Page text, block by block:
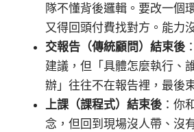
隊不懂背後邏輯。要改一個
又得回頭付費找對方。能力
交報告（傳統顧問）結束後
建議，但「具體怎麼執行、
辦」往往不在報告裡，最後
上課（課程式）結束後 ：你
念，但回到現場沒人帶、沒